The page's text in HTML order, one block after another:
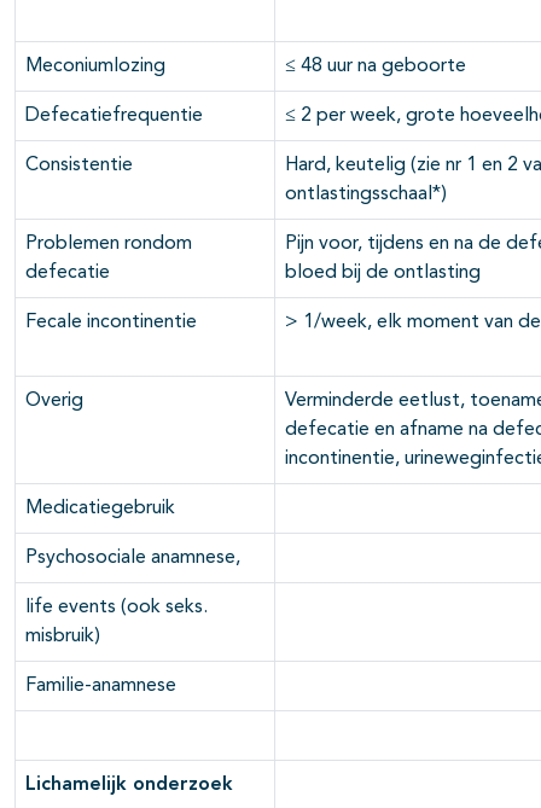
Meconiumlozing ≤ 48 uur na geboorte
Defecatiefrequentie ≤ 2 per week, grote
Consistentie
Hard, keutelig (zie nr 1 en 2
ontlastingsschaal*)
Problemen rondom
defecatie
Pijn voor, tijdens en na de
bloed bij de ontlasting
Fecale incontinentie > 1/week, elk moment van
Overig
Verminderde eetlust,
defecatie en afname na
incontinentie,
Medicatiegebruik
Psychosociale anamnese,
life events (ook seks.
misbruik)
Familie-anamnese
Lichamelijk onderzoek